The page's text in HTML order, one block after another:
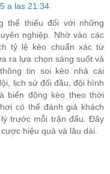
a las 21:34
thể thiếu đối với những
nghiệp. Nhờ vào các
tỷ lệ kèo chuẩn xác từ
ra lựa chọn sáng suốt và
tin soi kèo nhà cái
lịch sử đối đầu, đội hình
biến động kèo theo thời
có thể đánh giá khách
trước mỗi trận đấu. Đây
hiệu quả và lâu dài.